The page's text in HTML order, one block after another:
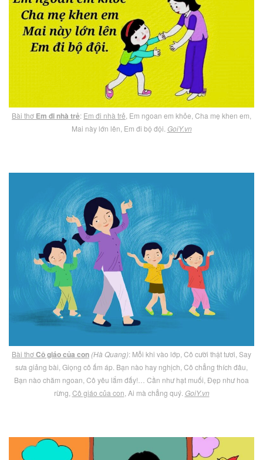
Bài thơ Em đi nhà trẻ: Em đi nhà trẻ , Em ngoan em khỏe, Cha mẹ khen em,
Mai này lớn lên, Em đi bộ đội. GoiY.vn
Bài thơCô giáo của con (Hà Quang): Mỗi khi vào lớp, Cô cười thật tươi, Say
sưa giảng bài, Giọng cô ấm áp. Bạn nào hay nghịch, Cô chẳng thích đâu,
Bạn nào chăm ngoan, Cô yêu lắm đấy!… Cần như hạt muối, Đẹp như hoa
rừng, Cô giáo của con , Ai mà chẳng quý. GoiY.vn